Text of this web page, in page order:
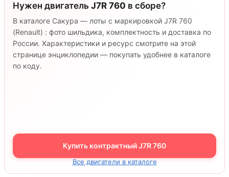
Нужен двигатель J7R 760 в сборе?
В каталоге Сакура — лоты с маркировкой J7R 760
(Renault) : фото шильдика, комплектность и доставка по
России. Характеристики и ресурс смотрите на этой
странице энциклопедии — покупать удобнее в каталоге
по коду.
Купить контрактный J7R 760
Все двигатели в каталоге